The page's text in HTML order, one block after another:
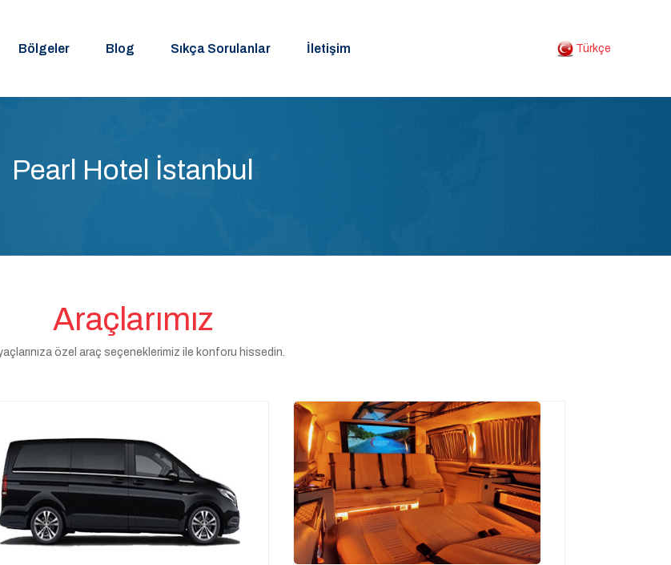
Bölgeler Blog Sıkça Sorulanlar İletişim Türkçe
Pearl Hotel İstanbul
Araçlarımız
özel araç seçeneklerimiz ile konforu hissedin.